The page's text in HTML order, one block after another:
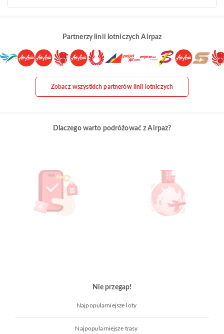
Partnerzy linii lotniczych Airpaz
Zobacz wszystkich partnerów linii lotniczych
Dlaczego warto podróżować z Airpaz?
Nie przegap!
Najpopularniejsze loty
Najpopularniejsze trasy